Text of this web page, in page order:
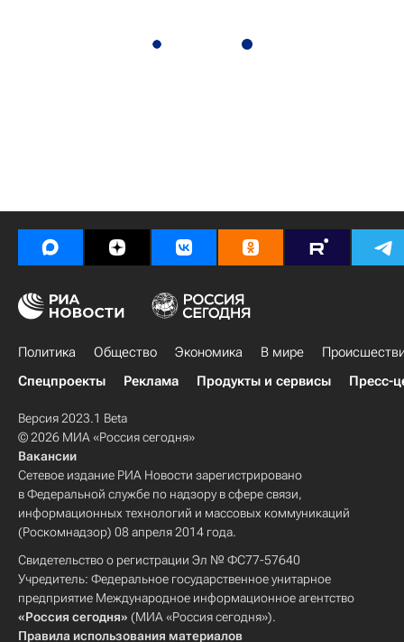
Политика Общество Экономика В мире
Спецпроекты
Реклама Продукты и сервисы Пресс-
Версия 2023.1 Beta
© 2026 МИА «Россия сегодня»
Вакансии
Сетевое издание РИА Новости зарегистрировано
в Федеральной службе по надзору в сфере связи,
информационных технологий и массовых коммуникаций
(Роскомнадзор) 08 апреля 2014 года.
Свидетельство о регистрации Эл № ФС77-57640
Учредитель: Федеральное государственное унитарное
предприятие Международное информационное агентство
«Россия сегодня» (МИА «Россия сегодня»).
Правила использования материалов